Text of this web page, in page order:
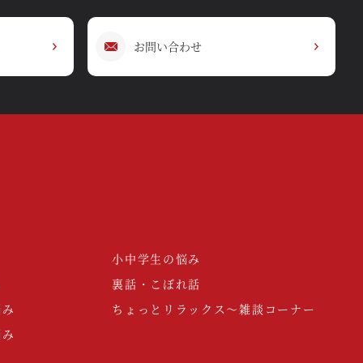
お問い合わせ
小中学生の悩み
裏話・こぼれ話
ちょっとリラックス～雑談コーナー